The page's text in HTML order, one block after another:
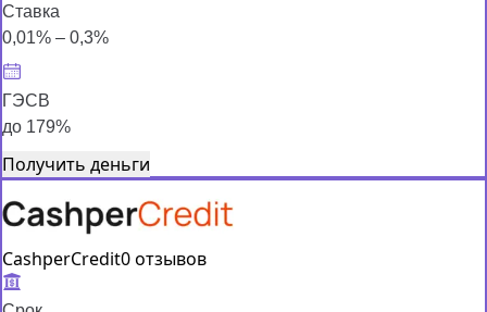
Ставка
0,01% – 0,3%
ГЭСВ
до 179%
Получить деньги
CashperCredit0 отзывов